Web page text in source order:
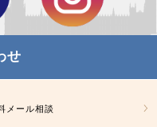
せ
メール相談